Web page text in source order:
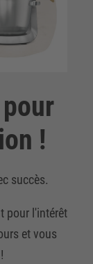
!
succès.
pour l'intérêt
et vous